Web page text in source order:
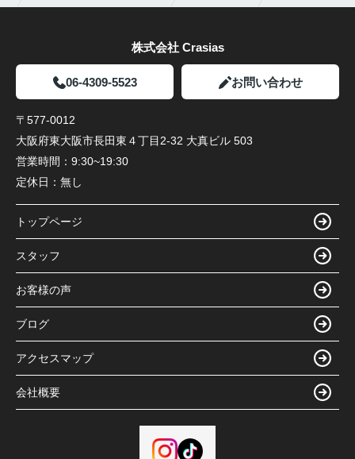
株式会社 Crasias
06-4309-5523 お問い合わせ
〒577-0012
大阪府東大阪市長田東４丁目2-32 大真ビル 503
営業時間： 9:30~19:30
定休日： 無し
トップページ
スタッフ
お客様の声
ブログ
アクセスマップ
会社概要